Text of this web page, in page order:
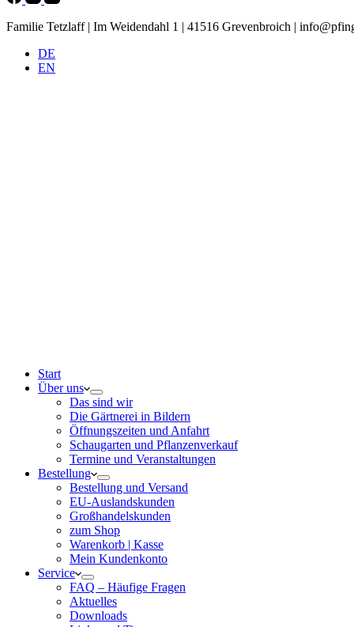
Familie Tetzlaff | Im Weidendahl 1 | 41516 Grevenbroich |
DE
EN
Start
Über uns
Das sind wir
Die Gärtnerei in Bildern
Öffnungszeiten und Anfahrt
Schaugarten und Pflanzenverkauf
Termine und Veranstaltungen
Bestellung
Bestellung und Versand
EU-Auslandskunden
Großhandelskunden
zum Shop
Warenkorb | Kasse
Mein Kundenkonto
Service
FAQ – Häufige Fragen
Aktuelles
Downloads